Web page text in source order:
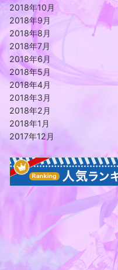
2018年10月
2018年9月
2018年8月
2018年7月
2018年6月
2018年5月
2018年4月
2018年3月
2018年2月
2018年1月
2017年12月